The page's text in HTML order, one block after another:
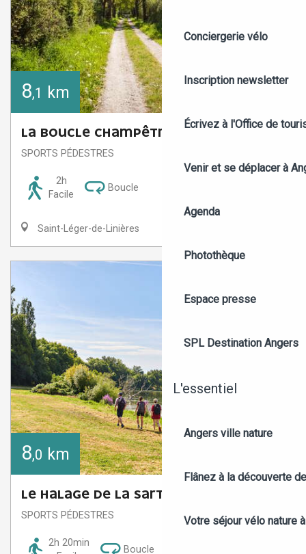
Conciergerie vélo
Inscription newsletter
Écrivez à l'Office de
Venir et se déplacer à
Agenda
Photothèque
Espace presse
SPL Destination Angers
L'essentiel
Angers ville nature
Flânez à la découverte
Votre séjour vélo nature
8,1 km
LA BOUCLE CHAMPÊTRE LINIÉROISE
SPORTS PÉDESTRES
2h
Facile
Boucle
Saint-Léger-de-Linières
8,0 km
LE HALAGE DE LA SARTHE ET SABLIÈRES
SPORTS PÉDESTRES
2h 20min
Boucle